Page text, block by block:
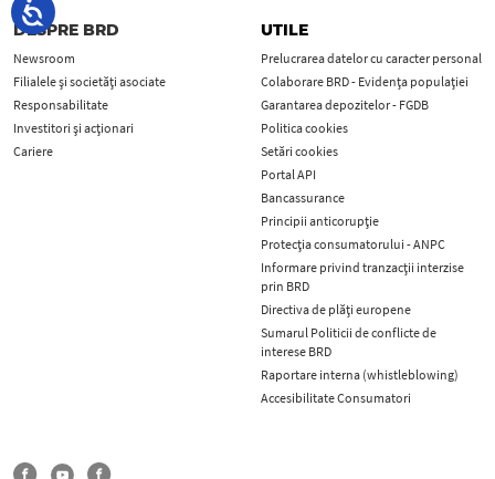
DESPRE BRD
Newsroom
Filialele și societăți asociate
Responsabilitate
Investitori și acționari
Cariere
UTILE
Prelucrarea datelor cu caracter personal
Colaborare BRD - Evidența populației
Garantarea depozitelor - FGDB
Politica cookies
Setări cookies
Portal API
Bancassurance
Principii anticorupţie
Protecţia consumatorului - ANPC
Informare privind tranzacții interzise
prin BRD
Directiva de plăți europene
Sumarul Politicii de conflicte de
interese BRD
Raportare interna (whistleblowing)
Accesibilitate Consumatori